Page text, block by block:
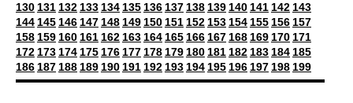
130 131 132 133 134 135 136 137 138 139 140 141 142 143
144 145 146 147 148 149 150 151 152 153 154 155 156 157
158 159 160 161 162 163 164 165 166 167 168 169 170 171
172 173 174 175 176 177 178 179 180 181 182 183 184 185
186 187 188 189 190 191 192 193 194 195 196 197 198 199